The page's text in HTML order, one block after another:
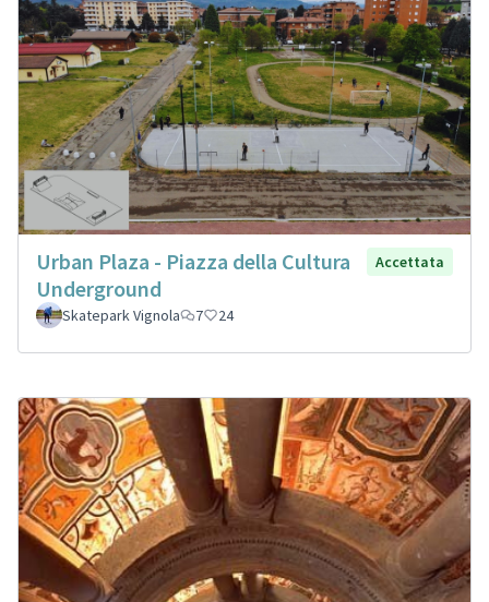
Urban Plaza - Piazza della Cultura
Underground
Accettata
Skatepark Vignola 7 24